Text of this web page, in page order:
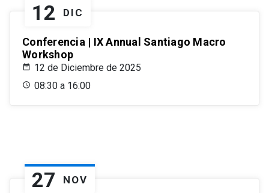
12 DIC
Conferencia | IX Annual Santiago Macro
Workshop
12 de Diciembre de 2025
08:30 a 16:00
27 NOV